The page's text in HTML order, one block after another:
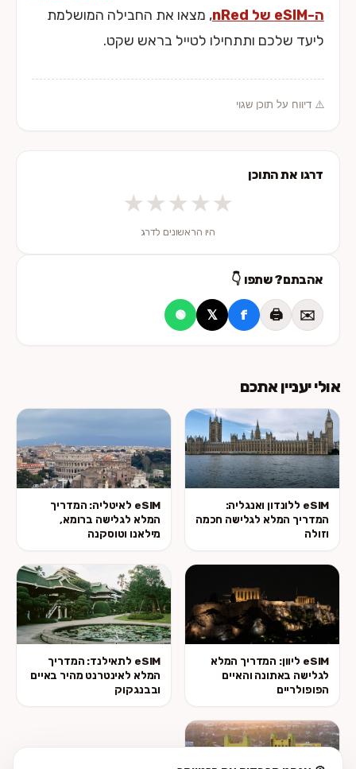
ה-eSIM של nRed
, מצאו את החבילה המושלמת
ליעד שלכם ותתחילו לטייל בראש שקט.
⚠️ דיווח על תוכן שגוי
דרגו את התוכן
★★★★★
היו הראשונים לדרג
אהבתם? שתפו 👇
✉️
🖨️
f
𝕏
🟢
אולי יעניין אתכם
eSIM ללונדון ואנגליה:
המדריך המלא לגלישה חכמה
וזולה
eSIM לאיטליה: המדריך
המלא לגלישה ברומא,
מילאנו וטוסקנה
eSIM ליוון: המדריך המלא
לגלישה באתונה והאיים
הפופולריים
eSIM לתאילנד: המדריך
המלא לאינטרנט מהיר באיים
ובבנגקוק